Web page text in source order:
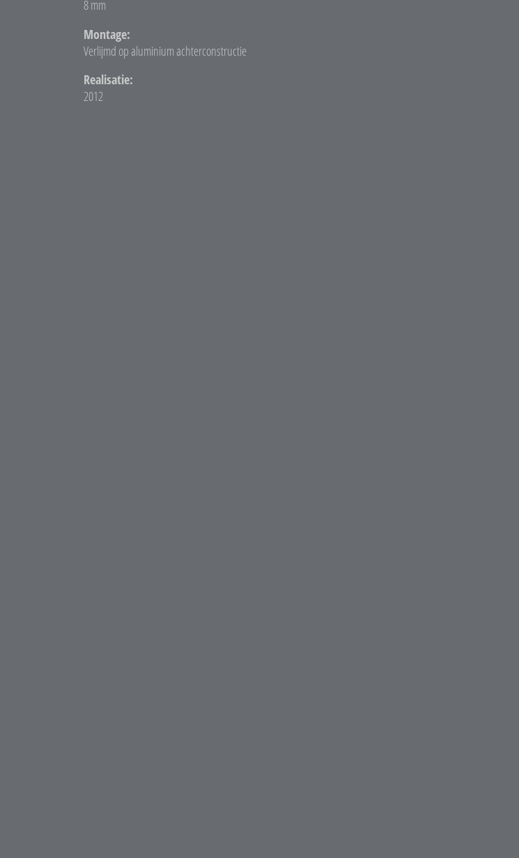
8 mm
Montage:
Verlijmd op aluminium achterconstructie
Realisatie:
2012